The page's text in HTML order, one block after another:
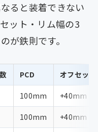
ると装着できない
ット・リム幅の3
が鉄則です。
PCD オフセット
100mm +40mm
100mm +40mm